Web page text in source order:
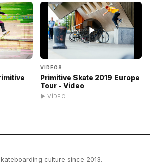
▶
VÍDEOS
Primitive Skate 2019 Europe
Tour - Video
▶ VÍDEO
culture since 2013.